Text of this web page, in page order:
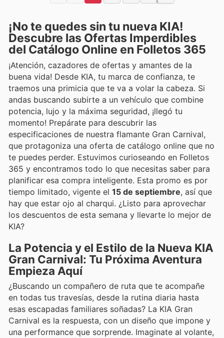
¡No te quedes sin tu nueva KIA!
Descubre las Ofertas Imperdibles
del Catálogo Online en Folletos 365
¡Atención, cazadores de ofertas y amantes de la
buena vida! Desde KIA, tu marca de confianza, te
traemos una primicia que te va a volar la cabeza. Si
andas buscando subirte a un vehículo que combine
potencia, lujo y la máxima seguridad, ¡llegó tu
momento! Prepárate para descubrir las
especificaciones de nuestra flamante Gran Carnival,
que protagoniza una oferta de catálogo online que no
te puedes perder. Estuvimos curioseando en Folletos
365 y encontramos todo lo que necesitas saber para
planificar esa compra inteligente. Esta promo es por
tiempo limitado, vigente el 15 de septiembre, así que
hay que estar ojo al charqui. ¿Listo para aprovechar
los descuentos de esta semana y llevarte lo mejor de
KIA?
La Potencia y el Estilo de la Nueva KIA
Gran Carnival: Tu Próxima Aventura
Empieza Aquí
¿Buscando un compañero de ruta que te acompañe
en todas tus travesías, desde la rutina diaria hasta
esas escapadas familiares soñadas? La KIA Gran
Carnival es la respuesta, con un diseño que impone y
una performance que sorprende. Imaginate al volante,